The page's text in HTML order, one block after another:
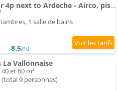
Bungalow pour 4p next to Ardeche - Airco, piscine et direct River Access
1 salle de bains
8.5/10
Vallonnaise
et 60 m²
9 personnes)